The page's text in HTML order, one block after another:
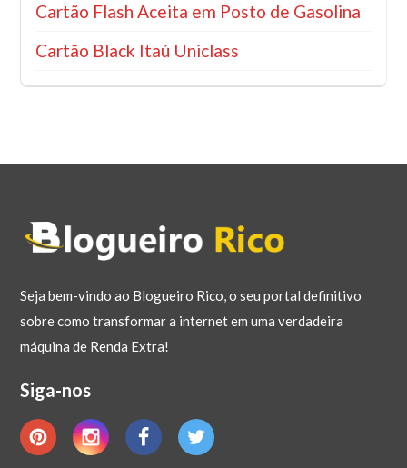
Cartão Flash Aceita em Posto de Gasolina
Cartão Black Itaú Uniclass
Seja bem-vindo ao Blogueiro Rico, o seu portal definitivo
sobre como transformar a internet em uma verdadeira
máquina de Renda Extra!
Siga-nos